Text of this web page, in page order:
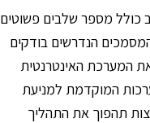
כולל מספר שלבים פשוטים
הנדרשים בודקים
המערכת האינטרנטית
המוקדמת למניעת
תהפוך את התהליך